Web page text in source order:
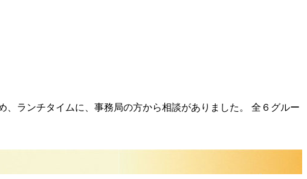
ランチタイムに、事務局の方から相談がありました。 全６グルー